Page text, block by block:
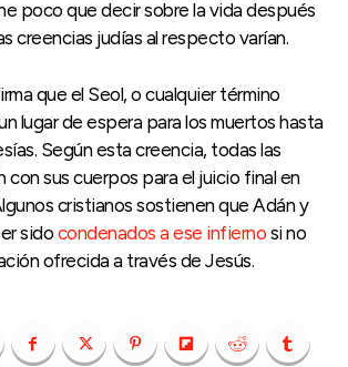
poco que decir sobre la vida después
creencias judías al respecto varían.
que el Seol, o cualquier término
lugar de espera para los muertos hasta
Según esta creencia, todas las
con sus cuerpos para el juicio final en
cristianos sostienen que Adán y
sido condenados a ese infierno si no
ofrecida a través de Jesús.